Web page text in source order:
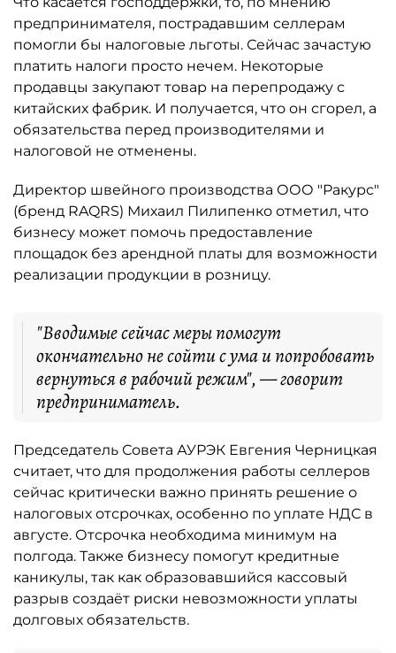
предпринимателя, пострадавшим селлерам
помогли бы налоговые льготы. Сейчас зачастую
платить налоги просто нечем. Некоторые
продавцы закупают товар на перепродажу с
китайских фабрик. И получается, что он сгорел, а
обязательства перед производителями и
налоговой не отменены.
Директор швейного производства ООО "Ракурс"
(бренд RAQRS) Михаил Пилипенко отметил, что
бизнесу может помочь предоставление
площадок без арендной платы для возможности
реализации продукции в розницу.
"Вводимые сейчас меры помогут
окончательно не сойти с ума и попробовать
вернуться в рабочий режим", — говорит
предприниматель.
Председатель Совета АУРЭК Евгения Черницкая
считает, что для продолжения работы селлеров
сейчас критически важно принять решение о
налоговых отсрочках, особенно по уплате НДС в
августе. Отсрочка необходима минимум на
полгода. Также бизнесу помогут кредитные
каникулы, так как образовавшийся кассовый
разрыв создаёт риски невозможности уплаты
долговых обязательств.